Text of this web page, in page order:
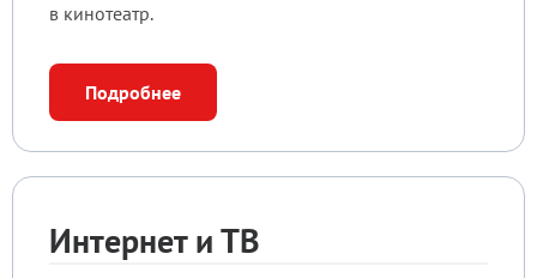
в кинотеатр.
Подробнее
Интернет и ТВ